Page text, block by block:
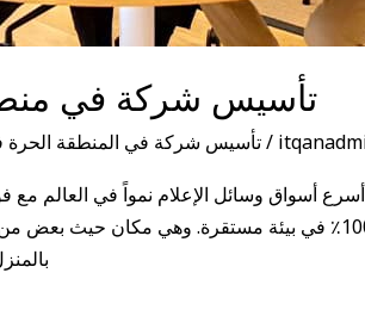
تأسيس شركة في
تأسيس شركة في المنطقة الحرة/
أسواق وسائل الإعلام نمواً في العالم مع
خدمات الترخيص و تأسيس سهل للأعمال ، ملكية الشركات بنسبة 100٪ في بيئة